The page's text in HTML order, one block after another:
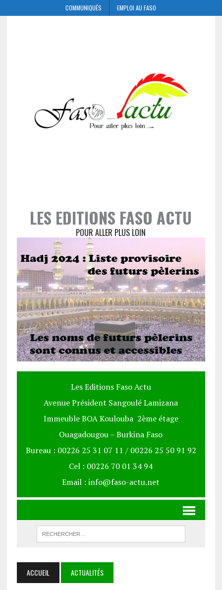
COMMUNIQUÉS EMPLOI AU FASO
LES EDITIONS FASO ACTU
POUR ALLER PLUS LOIN
Les Editions Faso Actu
Avenue Président Sangoulé Lamizana
Immeuble BOA Koulouba 2ème étage
Ouagadougou – Burkina Faso
Bureau : 00226 25 31 07 11 / 00226 25 50 91 92
Cel : 00226 70 01 34 94
Email : info@faso-actu.net
ACCUEIL ACTUALITÉS